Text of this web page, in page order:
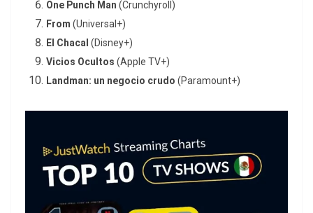
One Punch Man (Crunchyroll)
From (Universal+)
El Chacal (Disney+)
Vicios Ocultos (Apple TV+)
Landman: un negocio crudo (Paramount+)